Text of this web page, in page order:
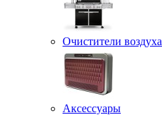
Очистители воздуха
Аксессуары